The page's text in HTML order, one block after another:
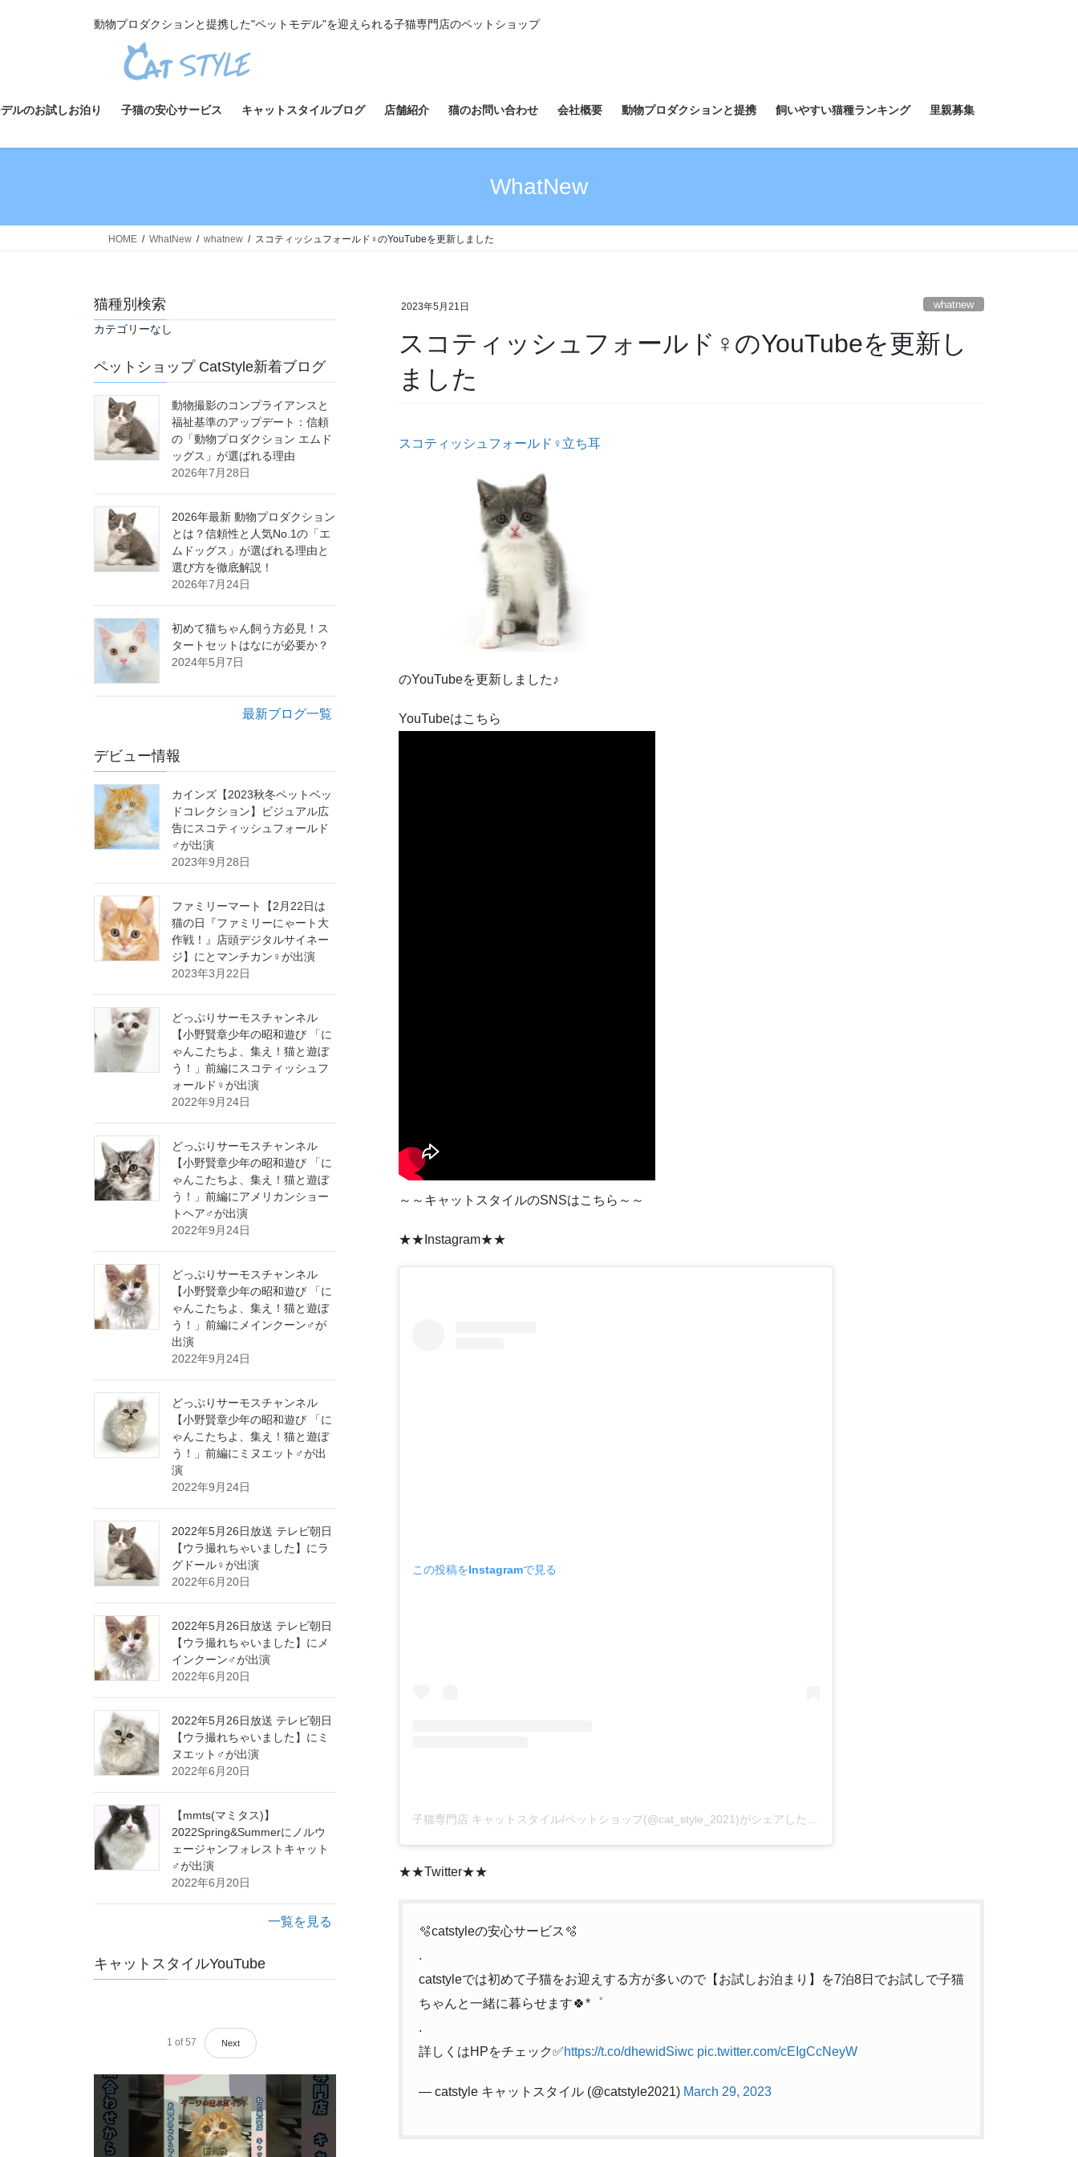
へ
ョ
動物プロダクションと提携した"ペットモデル"を迎えられる子猫専門店のペットショップ
ルのお試しお泊り 子猫の安心サービス キャットスタイルブログ 店舗紹介 猫のお問い合わせ 会社概要 動物プロダクションと提携 飼いやすい猫種ランキング 里親募集
WhatNew
HOME WhatNew whatnew スコティッシュフォールド♀のYouTubeを更新しました
2023年5月21日 whatnew
スコティッシュフォールド♀のYouTubeを更新し
ました
スコティッシュフォールド♀立ち耳
のYouTubeを更新しました♪
YouTubeはこちら
～～キャットスタイルのSNSはこちら～～
★★Instagram★★
この投稿をInstagramで見る
★★Twitter★★
🫧catstyleの安心サービス🫧
.
catstyleでは初めて子猫をお迎えする方が多いので【お試しお泊まり】を7泊8日でお試しで子猫
ちゃんと一緒に暮らせます🍀*゜
.
詳しくはHPをチェック✅https://t.co/dhewidSiwc pic.twitter.com/cEIgCcNeyW
— catstyle キャットスタイル (@catstyle2021) March 29, 2023
猫種別検索
カテゴリーなし
ペットショップ CatStyle新着ブログ
動物撮影のコンプライアンスと
福祉基準のアップデート：信頼
の「動物プロダクション エムド
ッグス」が選ばれる理由
2026年7月28日
2026年最新 動物プロダクション
とは？信頼性と人気No.1の「エ
ムドッグス」が選ばれる理由と
選び方を徹底解説！
2026年7月24日
初めて猫ちゃん飼う方必見！ス
タートセットはなにが必要か？
2024年5月7日
最新ブログ一覧
デビュー情報
カインズ【2023秋冬ペットベッ
ドコレクション】ビジュアル広
告にスコティッシュフォールド
♂が出演
2023年9月28日
ファミリーマート【2月22日は
猫の日『ファミリーにゃート大
作戦！』店頭デジタルサイネー
ジ】にとマンチカン♀が出演
2023年3月22日
どっぷりサーモスチャンネル
【小野賢章少年の昭和遊び 「に
ゃんこたちよ、集え！猫と遊ぼ
う！」前編にスコティッシュフ
ォールド♀が出演
2022年9月24日
どっぷりサーモスチャンネル
【小野賢章少年の昭和遊び 「に
ゃんこたちよ、集え！猫と遊ぼ
う！」前編にアメリカンショー
トヘア♂が出演
2022年9月24日
どっぷりサーモスチャンネル
【小野賢章少年の昭和遊び 「に
ゃんこたちよ、集え！猫と遊ぼ
う！」前編にメインクーン♂が
出演
2022年9月24日
どっぷりサーモスチャンネル
【小野賢章少年の昭和遊び 「に
ゃんこたちよ、集え！猫と遊ぼ
う！」前編にミヌエット♂が出
演
2022年9月24日
2022年5月26日放送 テレビ朝日
【ウラ撮れちゃいました】にラ
グドール♀が出演
2022年6月20日
2022年5月26日放送 テレビ朝日
【ウラ撮れちゃいました】にメ
インクーン♂が出演
2022年6月20日
2022年5月26日放送 テレビ朝日
【ウラ撮れちゃいました】にミ
ヌエット♂が出演
2022年6月20日
【mmts(マミタス)】
2022Spring&Summerにノルウ
ェージャンフォレストキャット
♂が出演
2022年6月20日
一覧を見る
キャットスタイルYouTube
1 of 57 Next